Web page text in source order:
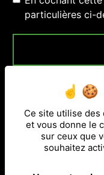
Ce site utilise des
et vous donne le
sur ceux que
souhaitez
particulières ci-
** Les données
fins de vous contacter
informatisé. Elles sont
but de répondre à votre
communiquées aux
droits d’accès, de
limitation,
moment et du droit
autorité de contrôle,
post-mortem. Vous